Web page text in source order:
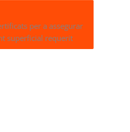
per a assegurar
superficial requerit